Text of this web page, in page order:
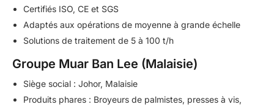
Certifiés ISO, CE et SGS
Adaptés aux opérations de moyenne à grande échelle
Solutions de traitement de 5 à 100 t/h
Groupe Muar Ban Lee (Malaisie)
Siège social : Johor, Malaisie
Produits phares : Broyeurs de palmistes, presses à vis,